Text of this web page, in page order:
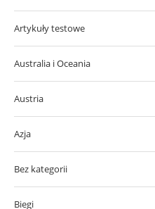
Artykuły testowe
Australia i Oceania
Austria
Azja
Bez kategorii
Biegi